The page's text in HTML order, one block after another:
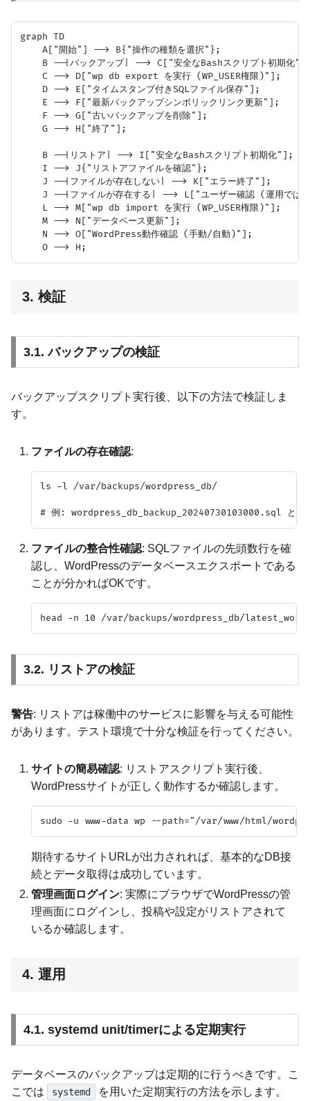
graph TD
    A["開始"] --> B{"操作の種類を選択"};
B --|バックアップ| --> C["安全なBashスクリプト初期化
    C --> D["wp db export を実行 (WP_USER権限)"];
    D --> E["タイムスタンプ付きSQLファイル保存"];
    E --> F["最新バックアップシンボリックリンク更新"];
    F --> G["古いバックアップを削除"];
    G --> H["終了"];
    B --|リストア| --> I["安全なBashスクリプト初期化"];
    I --> J{"リストアファイルを確認"};
    J --|ファイルが存在しない| --> K["エラー終了"];
J --|ファイルが存在する| --> L["ユーザー確認 (運用では
    L --> M["wp db import を実行 (WP_USER権限)"];
    M --> N["データベース更新"];
    N --> O["WordPress動作確認 (手動/自動)"];
3. 検証
3.1. バックアップの検証
バックアップスクリプト実行後、以下の方法で検証しま
す。
ファイルの存在確認:
ls -l /var/backups/wordpress_db/
ファイルの整合性確認: SQLファイルの先頭数行を確
認し、WordPressのデータベースエクスポートである
ことが分かればOKです。
3.2. リストアの検証
警告: リストアは稼働中のサービスに影響を与える可能性
があります。テスト環境で十分な検証を行ってください。
サイトの簡易確認: リストアスクリプト実行後、
WordPressサイトが正しく動作するか確認します。
期待するサイトURLが出力されれば、基本的なDB接
続とデータ取得は成功しています。
管理画面ログイン: 実際にブラウザでWordPressの管
理画面にログインし、投稿や設定がリストアされて
いるか確認します。
4. 運用
4.1. systemd unit/timerによる定期実行
データベースのバックアップは定期的に行うべきです。こ
こでは
systemd を用いた定期実行の方法を示します。